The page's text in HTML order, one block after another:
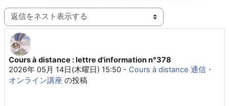
表示モード
Cours à distance : lettre d'information n°378
2026年 05月 14日(木曜日) 15:50 - Cours à distance 通信・
オンライン講座 の投稿
返信数: 0